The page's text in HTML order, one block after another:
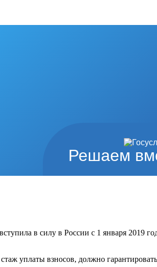
Решаем
в силу в России с 1 января 2019
уплаты взносов, должно